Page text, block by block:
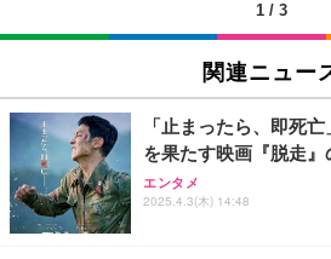
SIHOO B100 オフィスチ
ュチェア 人間工学 疲れな
￥27,999
Sezlife オフィスチェア
ワーク チェア 強化バック
能 人間工学 椅子 腰サポ
EIZO ビジネス向けプレ
￥109,572
【純正品】27"ゲーミング
フック付き（CFI-ZDM1J）
Amazonベーシック ペッ
x2袋(84枚) ホワイト(吸収
￥3,234
ネオ・ルーライフ ネオ・
り 単品
1 / 3
関連ニュー
「止まったら、即死
を果たす映画『脱走
エンタメ
2025.4.3(木) 14:48